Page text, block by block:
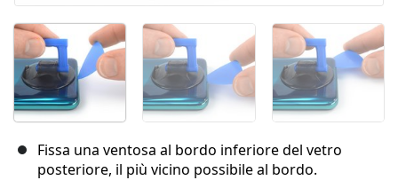
Fissa una ventosa al bordo inferiore del vetro
posteriore, il più vicino possibile al bordo.